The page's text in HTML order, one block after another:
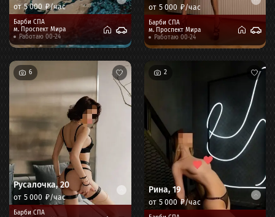
от5 000 ₽/час
Барби СПА
м. Проспект Мира
Работаю 00-24
от 5 000 ₽/час
Барби СПА
м. Проспект Мира
Работаю 00-24
Русалочка,20
от 5 000 ₽/час
Барби СПА
6
Рина, 19
от 5 000 ₽/час
2